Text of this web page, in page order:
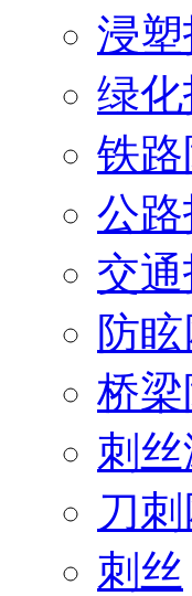
浸塑
绿
铁
公路
交
防眩
桥梁
刺
刀刺
刺丝